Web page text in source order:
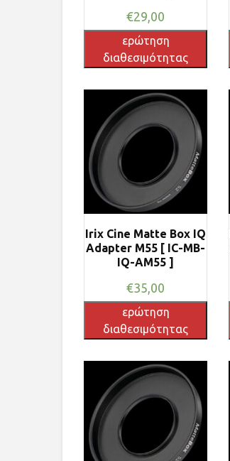
€29,00
ερώτηση
διαθεσιμότητας
Irix Cine Matte Box IQ
Adapter M55 [ IC-MB-
IQ-AM55 ]
€35,00
ερώτηση
διαθεσιμότητας